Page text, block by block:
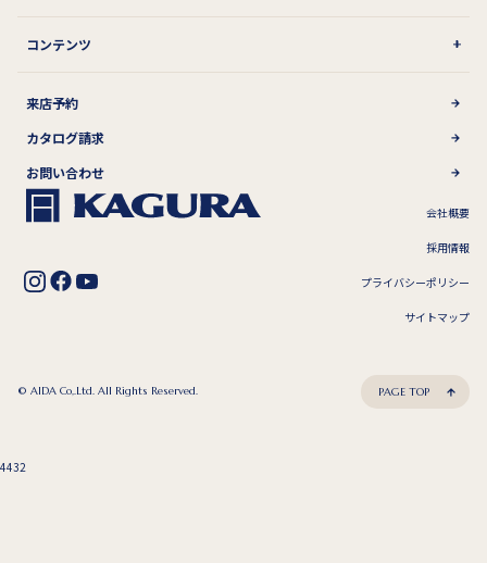
コンテンツ
来店予約
カタログ請求
お問い合わせ
会社概要
採用情報
プライバシーポリシー
サイトマップ
© AIDA Co,.Ltd. All Rights Reserved. PAGE TOP
4432